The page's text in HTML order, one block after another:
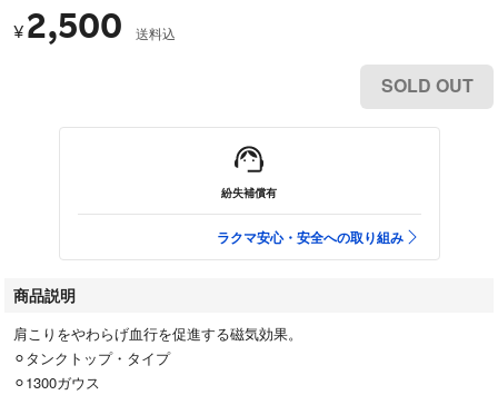
¥ 2,500 送料込
SOLD OUT
紛失補償有
ラクマ安心・安全への取り組み
商品説明
肩こりをやわらげ血行を促進する磁気効果。
⚪︎タンクトップ・タイプ
⚪︎1300ガウス